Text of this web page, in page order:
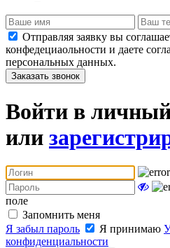
Отправляя заявку вы
конфедециаольности и даете
персональных данных.
Заказать звонок
Войти в
или
поле
Запомнить меня
Я забыл пароль
Я принимаю
конфиденциальности